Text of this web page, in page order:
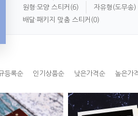
원형·모양 스티커 (6)
자유형(도무송)
배달·패키지 맞춤 스티커 (0)
등록순 인기상품순 낮은가격순 높은가